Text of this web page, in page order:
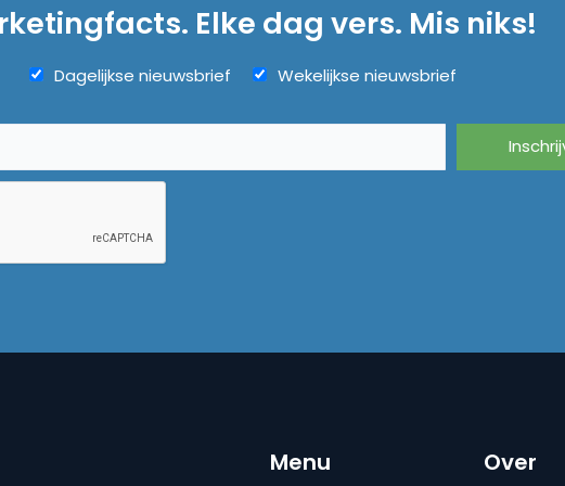
Elke dag vers. Mis niks!
Dagelijkse nieuwsbrief Wekelijkse nieuwsbrief
Menu Over